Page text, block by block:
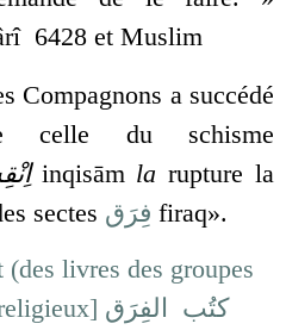
6428 et Muslim
Compagnons a succédé
celle du schisme
inqisām larupture la
sectes فِرَق firaq».
livres des groupes
كتُب الفِرَق